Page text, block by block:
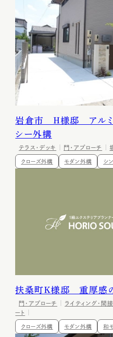
岩倉市 H様邸 アルミ
シー外構
テラス・デッキ 門・アプローチ
クローズ外構 モダン外構 シ
扶桑町K様邸 重厚感の
門・アプローチ ライティング・間
ート
クローズ外構 モダン外構 和